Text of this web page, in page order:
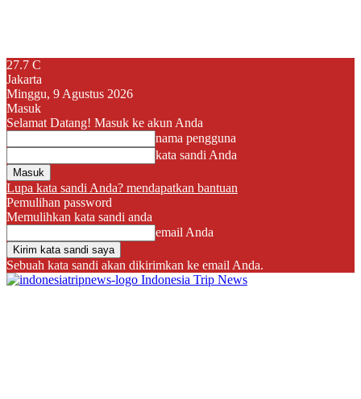
27.7 C
Jakarta
Minggu, 9 Agustus 2026
Masuk
Selamat Datang! Masuk ke akun Anda
nama pengguna
kata sandi Anda
Lupa kata sandi Anda? mendapatkan bantuan
Pemulihan password
Memulihkan kata sandi anda
email Anda
Sebuah kata sandi akan dikirimkan ke email Anda.
Indonesia Trip News